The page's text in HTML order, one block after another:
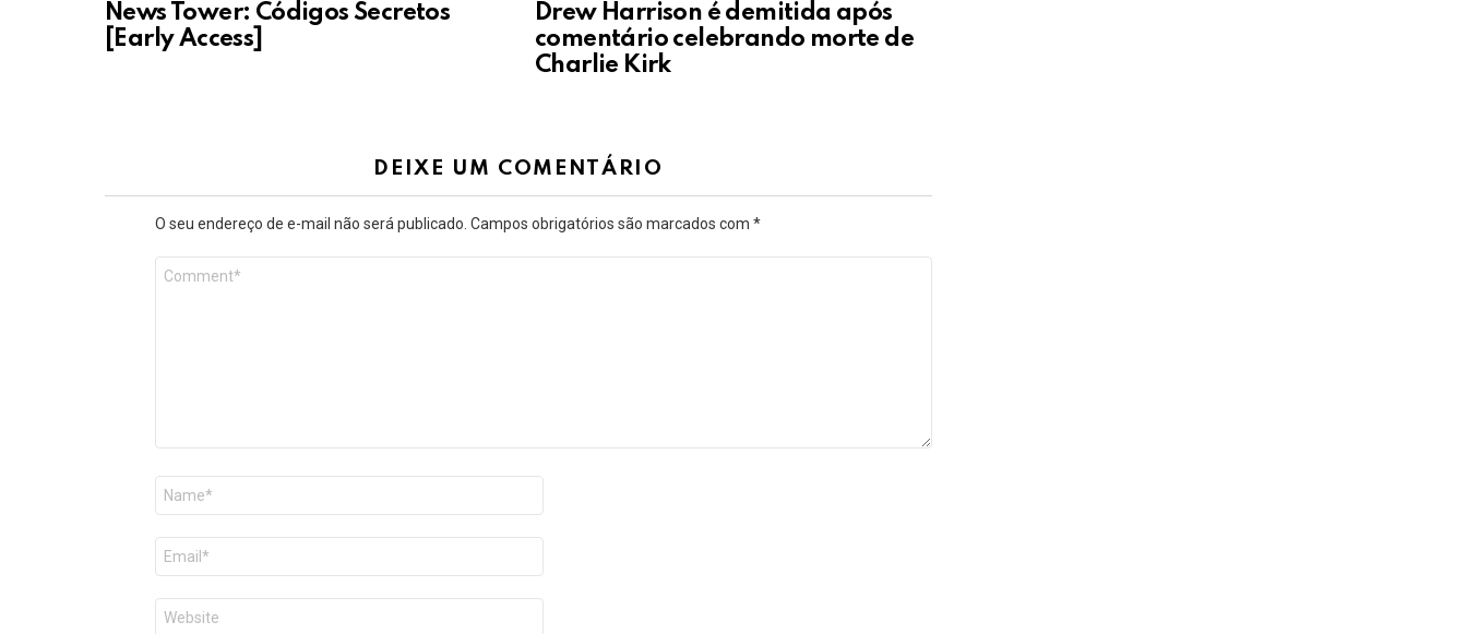
News Tower: Códigos Secretos
[Early Access]
Drew Harrison é demitida após
comentário celebrando morte de
Charlie Kirk
DEIXE UM COMENTÁRIO
O seu endereço de e-mail não será publicado. Campos obrigatórios são marcados com *
mail
*